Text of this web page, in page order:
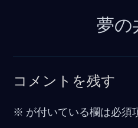
夢の
コメントを残す
※ が付いている欄は必須